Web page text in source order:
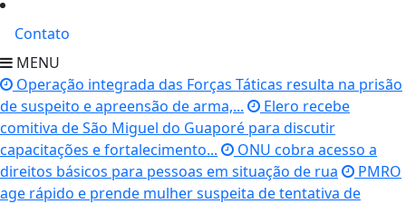
Contato
MENU
Operação integrada das Forças Táticas resulta na prisão
de suspeito e apreensão de arma,...
Elero recebe
comitiva de São Miguel do Guaporé para discutir
capacitações e fortalecimento...
ONU cobra acesso a
direitos básicos para pessoas em situação de rua
PMRO
age rápido e prende mulher suspeita de tentativa de